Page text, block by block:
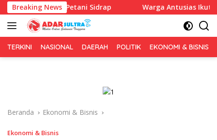
Langsung
ke
konten
Breaking News
ke Petani Sidrap Warga Antusias Ikuti Bakti Sosial
TERKINI NASIONAL DAERAH POLITIK EKONOMI & BISNIS
Beranda Ekonomi & Bisnis
Ekonomi & Bisnis